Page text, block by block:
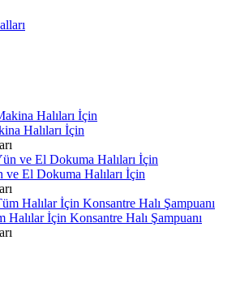
Halıları İçin
El Dokuma Halıları İçin
İçin Konsantre Halı Şampuanı